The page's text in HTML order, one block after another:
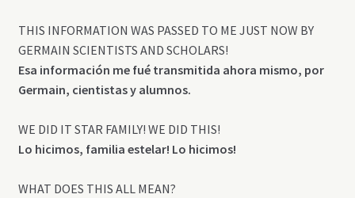
THIS INFORMATION WAS PASSED TO ME JUST NOW BY
GERMAIN SCIENTISTS AND SCHOLARS!
Esa información me fué transmitida ahora mismo, por
Germain, cientistas y alumnos.
WE DID IT STAR FAMILY! WE DID THIS!
Lo hicimos, familia estelar! Lo hicimos!
WHAT DOES THIS ALL MEAN?